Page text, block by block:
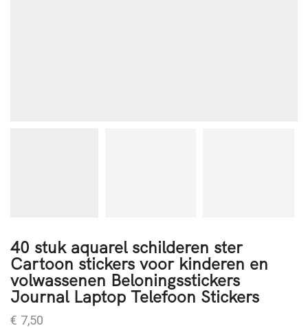
40 stuk aquarel schilderen ster
Cartoon stickers voor kinderen en
volwassenen Beloningsstickers
Journal Laptop Telefoon Stickers
€ 7,50